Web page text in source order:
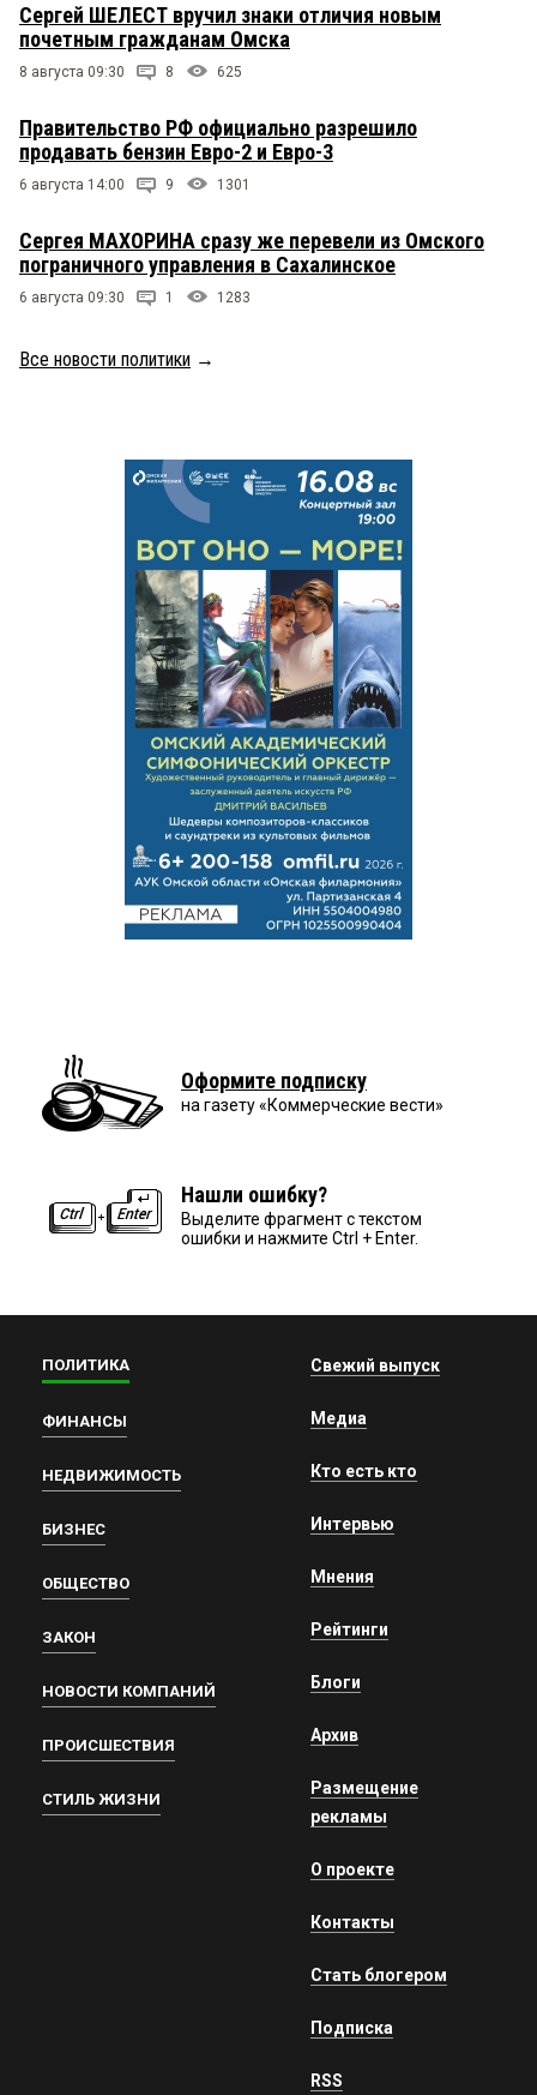
Сергей ШЕЛЕСТ вручил знаки отличия новым
почетным гражданам Омска
8 августа 09:30 8 625
Правительство РФ официально разрешило
продавать бензин Евро-2 и Евро-3
6 августа 14:00 9 1301
Сергея МАХОРИНА сразу же перевели из Омского
пограничного управления в Сахалинское
6 августа 09:30 1 1283
Все новости политики →
Оформите подписку
на газету «Коммерческие вести»
Нашли ошибку?
Выделите фрагмент с текстом
ошибки и нажмите Ctrl + Enter.
ПОЛИТИКА
ФИНАНСЫ
НЕДВИЖИМОСТЬ
БИЗНЕС
ОБЩЕСТВО
ЗАКОН
НОВОСТИ КОМПАНИЙ
ПРОИСШЕСТВИЯ
СТИЛЬ ЖИЗНИ
Свежий выпуск
Медиа
Кто есть кто
Интервью
Мнения
Рейтинги
Блоги
Архив
Размещение
рекламы
О проекте
Контакты
Стать блогером
Подписка
RSS